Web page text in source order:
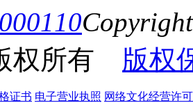
权所有 版权
证书 电子营业执照 网络文化经营许